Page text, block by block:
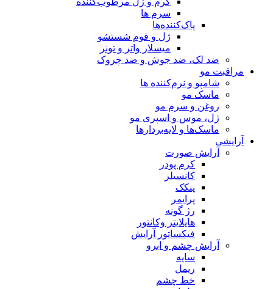
سرم ها
پاک‌کننده‌ها
ژل و فوم شستشو
میسلار واتر و تونر
ضد لک، ضد جوش و ضد چروک
مراقبت مو
شامپو و نرم‌کننده ها
ماسک مو
روغن و سرم مو
ژل، موس و اسپری مو
ماسک‌ها و لایه‌بردارها
آرایشی
آرایش صورت
کرم پودر
کانسیلر
پنکک
پرایمر
رژ گونه
هایلایتر وکانتور
فیکساتور آرایش
آرایش چشم و ابرو
سایه
ریمل
خط چشم